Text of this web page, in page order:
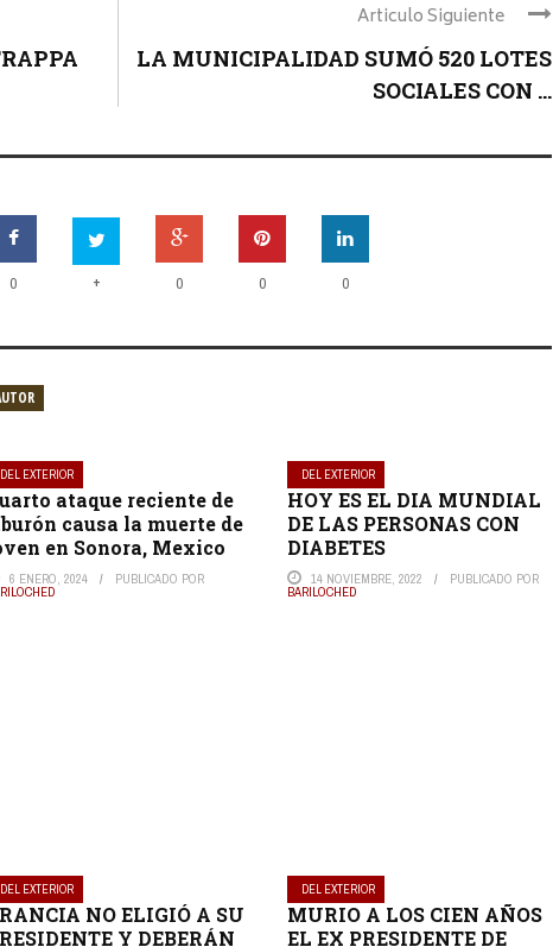
Articulo Siguiente
LA MUNICIPALIDAD SUMÓ 520 LOTES
SOCIALES CON ...
0 + 0 0 0
DEL EXTERIOR
ataque reciente de
causa la muerte de
en Sonora, Mexico
6 ENERO, 2024 PUBLICADO POR
DEL EXTERIOR
HOY ES EL DIA MUNDIAL
DE LAS PERSONAS CON
DIABETES
14 NOVIEMBRE, 2022 PUBLICADO POR
BARILOCHED
DEL EXTERIOR
NO ELIGIÓ A SU
Y DEBERÁN
DEL EXTERIOR
MURIO A LOS CIEN AÑOS
EL EX PRESIDENTE DE